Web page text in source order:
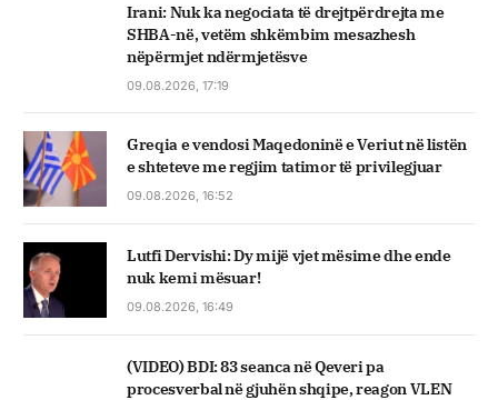
Irani: Nuk ka negociata të drejtpërdrejta me
SHBA-në, vetëm shkëmbim mesazhesh
nëpërmjet ndërmjetësve
09.08.2026, 17:19
Greqia e vendosi Maqedoninë e Veriut në listën
e shteteve me regjim tatimor të privilegjuar
09.08.2026, 16:52
Lutfi Dervishi: Dy mijë vjet mësime dhe ende
nuk kemi mësuar!
09.08.2026, 16:49
(VIDEO) BDI: 83 seanca në Qeveri pa
procesverbal në gjuhën shqipe, reagon VLEN